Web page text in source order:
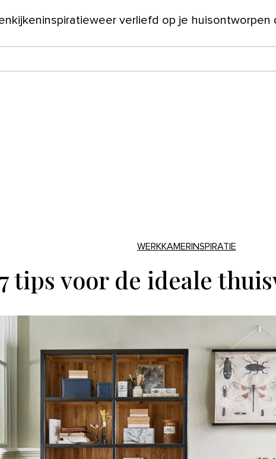
inspiratieweer verliefd op je huisontworpen
WERKKAMERINSPIRATIE
7 tips voor de ideale